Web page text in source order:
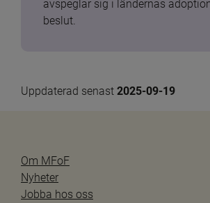
avspeglar sig i ländernas
beslut.
Uppdaterad senast 2025-09-19
Om MFoF
Nyheter
Jobba hos oss